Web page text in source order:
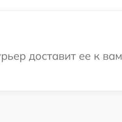
доставит ее к